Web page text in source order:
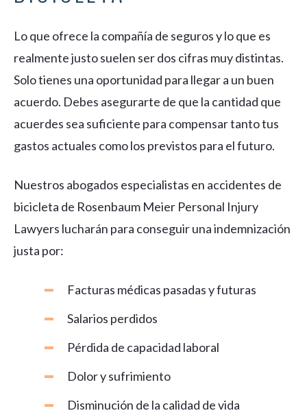
Lo que ofrece la compañía de seguros y lo que es
realmente justo suelen ser dos cifras muy distintas.
Solo tienes una oportunidad para llegar a un buen
acuerdo. Debes asegurarte de que la cantidad que
acuerdes sea suficiente para compensar tanto tus
gastos actuales como los previstos para el futuro.
Nuestros abogados especialistas en accidentes de
bicicleta de Rosenbaum Meier Personal Injury
Lawyers lucharán para conseguir una indemnización
justa por:
Facturas médicas pasadas y futuras
Salarios perdidos
Pérdida de capacidad laboral
Dolor y sufrimiento
Disminución de la calidad de vida